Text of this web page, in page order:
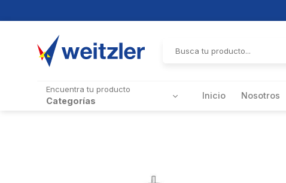
por:
Encuentra tu producto
Categorías Inicio Nosotros